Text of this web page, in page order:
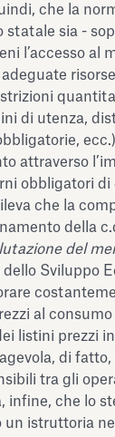
che la
statale sia -
l’accesso al
di utenza,
attraverso
obbligatori di
che la
della
del
Sviluppo
al
listini prezzi
di
tra gli
infine, che lo
un istruttoria